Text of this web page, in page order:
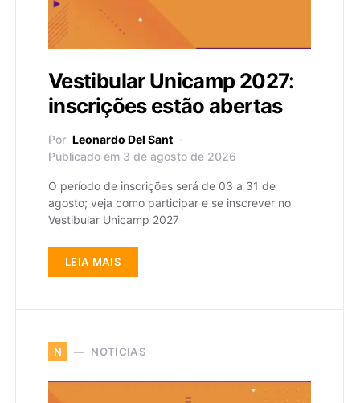
Vestibular Unicamp 2027:
inscrições estão abertas
Por Leonardo Del Sant
Publicado em 3 de agosto de 2026
O período de inscrições será de 03 a 31 de
agosto; veja como participar e se inscrever no
Vestibular Unicamp 2027
LEIA MAIS
N NOTÍCIAS